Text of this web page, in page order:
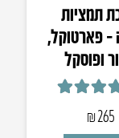
תמציות
– פארטוקל,
ופוסקל
₪265